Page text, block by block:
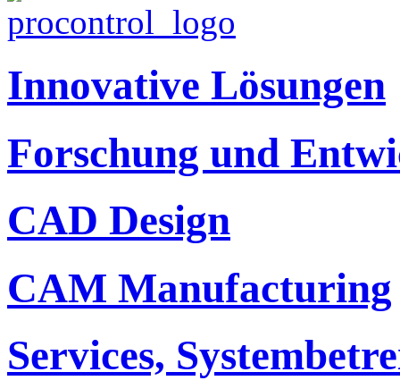
Innovative Lösungen
Forschung und
CAD Design
CAM Manufacturing
Services,